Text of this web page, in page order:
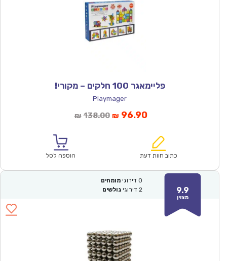
פליימאגר 100 חלקים – מקורי!
Playmager
₪ 138.00המחיר
₪138.00.
₪ 96.90המחיר
הוא:
כתוב חוות דעת הוספה לסל
9.9
מצוין
0 דירוגי מומחים
2 דירוגי גולשים